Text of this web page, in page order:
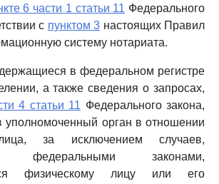
6 части 1 статьи 11 Федерального
с пунктом 3 настоящих Правил
систему нотариата.
в федеральном регистре
а также сведения о запросах,
4 статьи 11 Федерального закона,
уполномоченный орган в отношении
за исключением случаев,
федеральными законами,
физическому лицу или его